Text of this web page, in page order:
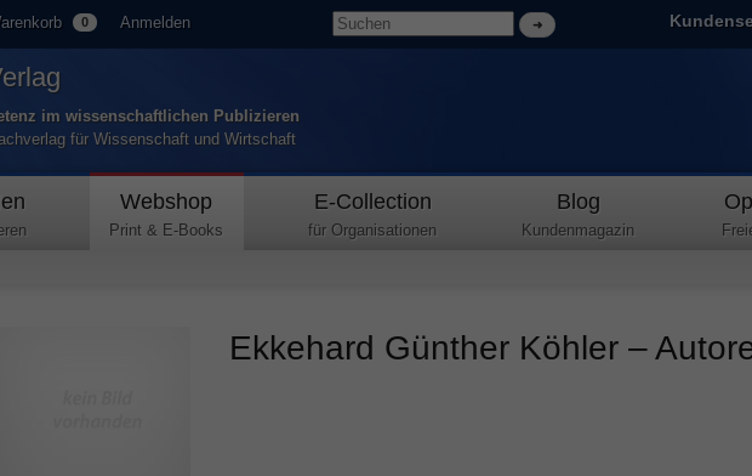
0 Anmelden
im wissenschaftlichen Publizieren
für Wissenschaft und Wirtschaft
Webshop
Print & E-Books
E-Collection
für Organisationen
Blog
Kundenmagazin
Ekkehard Günther Köhler –